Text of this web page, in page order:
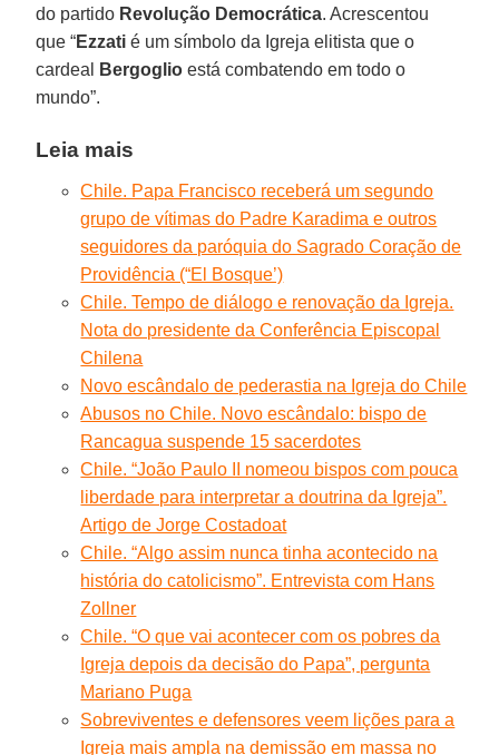
do partido Revolução Democrática. Acrescentou
que “Ezzati é um símbolo da Igreja elitista que o
cardeal
Bergoglio está combatendo em todo o
mundo”.
Leia mais
Chile. Papa Francisco receberá um segundo
grupo de vítimas do Padre Karadima e outros
seguidores da paróquia do Sagrado Coração de
Providência (“El Bosque’)
Chile. Tempo de diálogo e renovação da Igreja.
Nota do presidente da Conferência Episcopal
Chilena
Novo escândalo de pederastia na Igreja do Chile
Abusos no Chile. Novo escândalo: bispo de
Rancagua suspende 15 sacerdotes
Chile. “João Paulo II nomeou bispos com pouca
liberdade para interpretar a doutrina da Igreja”.
Artigo de Jorge Costadoat
Chile. “Algo assim nunca tinha acontecido na
história do catolicismo”. Entrevista com Hans
Zollner
Chile. “O que vai acontecer com os pobres da
Igreja depois da decisão do Papa”, pergunta
Mariano Puga
Sobreviventes e defensores veem lições para a
Igreja mais ampla na demissão em massa no